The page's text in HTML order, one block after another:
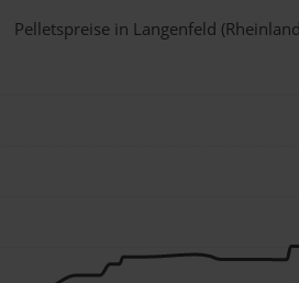
Pelletspreise in Langenfeld